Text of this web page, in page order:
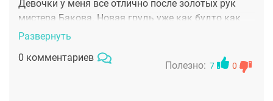
Девочки у меня все отлично после золотых рук
мистера Бакова. Новая грудь уже как будто как
старая, как будто так и была всегда со мной. Не
Ему большое спасибо,за мою уверенность в себе.
Развернуть
0 комментариев
Полезно: 7 0